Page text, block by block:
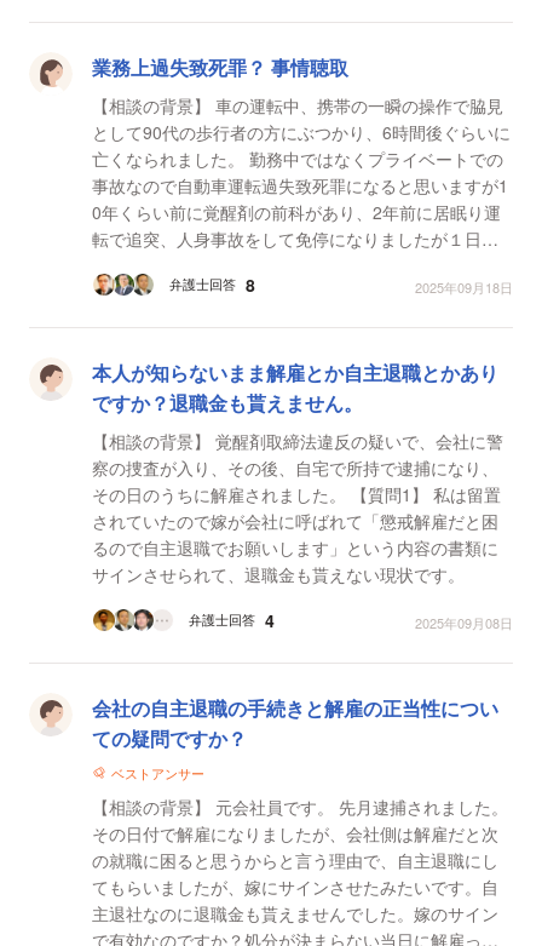
業務上過失致死罪？ 事情聴取
【相談の背景】 車の運転中、携帯の一瞬の操作で脇見
として90代の歩行者の方にぶつかり、6時間後ぐらいに
亡くなられました。 勤務中ではなくプライベートでの
事故なので自動車運転過失致死罪になると思いますが1
0年くらい前に覚醒剤の前科があり、2年前に居眠り運
転で追突、人身事故をして免停になりましたが１日講
か？ ...
弁護士回答 8 2025年09月18日
本人が知らないまま解雇とか自主退職とかあり
ですか？退職金も貰えません。
【相談の背景】 覚醒剤取締法違反の疑いで、会社に警
察の捜査が入り、その後、自宅で所持で逮捕になり、
その日のうちに解雇されました。 【質問1】 私は留置
されていたので嫁が会社に呼ばれて「懲戒解雇だと困
るので自主退職でお願いします」という内容の書類に
サインさせられて、退職金も貰えない現状です。
弁護士回答 4 2025年09月08日
会社の自主退職の手続きと解雇の正当性につい
ての疑問ですか？
ベストアンサー
【相談の背景】 元会社員です。 先月逮捕されました。
その日付で解雇になりましたが、会社側は解雇だと次
の就職に困ると思うからと言う理由で、自主退職にし
てもらいましたが、嫁にサインさせたみたいです。自
主退社なのに退職金も貰えませんでした。嫁のサイン
で有効なのですか？処分が決まらない当日に解雇って